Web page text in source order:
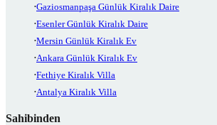
Gaziosmanpaşa Günlük Kiralık Daire
Esenler Günlük Kiralık Daire
Mersin Günlük Kiralık Ev
Ankara Günlük Kiralık Ev
Fethiye Kiralık Villa
Antalya Kiralık Villa
Sahibinden